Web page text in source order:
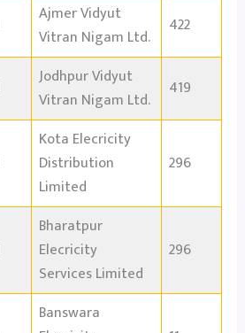
Ajmer Vidyut
Vitran Nigam Ltd.
422
Jodhpur Vidyut
Vitran Nigam Ltd.
419
Kota Elecricity
Distribution
Limited
296
Bharatpur
Elecricity
Services Limited
296
Banswara